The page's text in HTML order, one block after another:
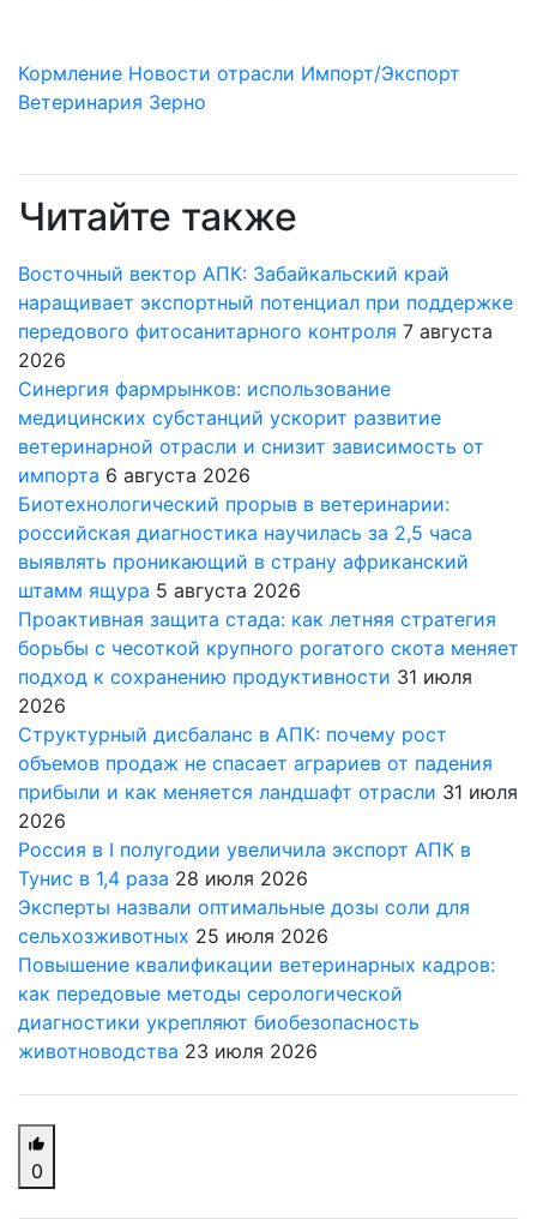
Кормление Новости отрасли Импорт/Экспорт
Ветеринария Зерно
Читайте также
Восточный вектор АПК: Забайкальский край
наращивает экспортный потенциал при поддержке
передового фитосанитарного контроля 7 августа
2026
Синергия фармрынков: использование
медицинских субстанций ускорит развитие
ветеринарной отрасли и снизит зависимость от
импорта 6 августа 2026
Биотехнологический прорыв в ветеринарии:
российская диагностика научилась за 2,5 часа
выявлять проникающий в страну африканский
штамм ящура 5 августа 2026
Проактивная защита стада: как летняя стратегия
борьбы с чесоткой крупного рогатого скота меняет
подход к сохранению продуктивности 31 июля
2026
Структурный дисбаланс в АПК: почему рост
объемов продаж не спасает аграриев от падения
прибыли и как меняется ландшафт отрасли 31 июля
2026
Россия в I полугодии увеличила экспорт АПК в
Тунис в 1,4 раза 28 июля 2026
Эксперты назвали оптимальные дозы соли для
сельхозживотных 25 июля 2026
Повышение квалификации ветеринарных кадров:
как передовые методы серологической
диагностики укрепляют биобезопасность
животноводства 23 июля 2026
0